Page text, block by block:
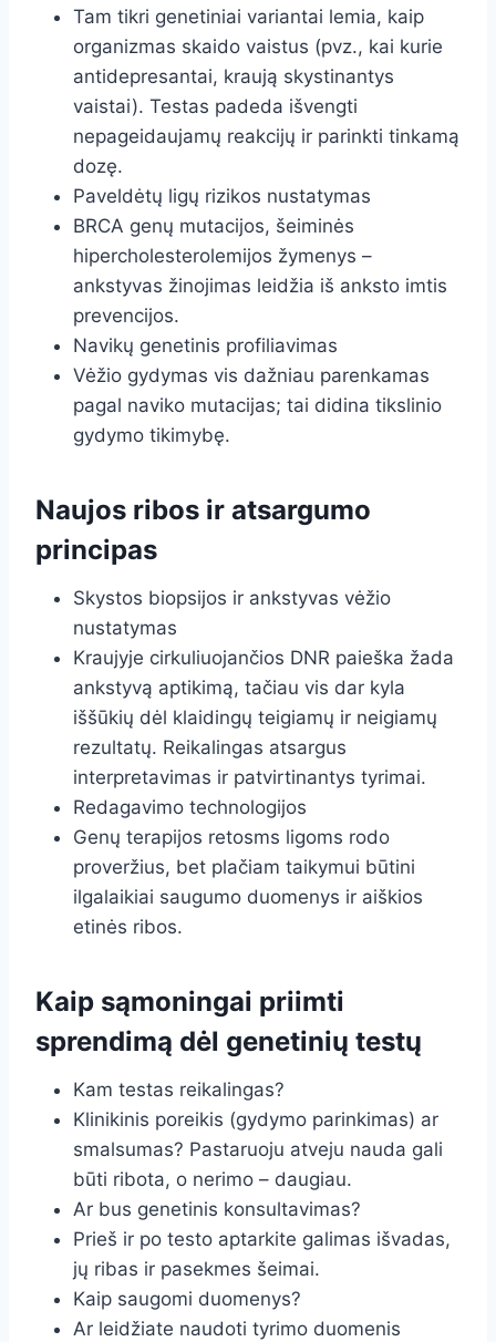
Tam tikri genetiniai variantai lemia, kaip
organizmas skaido vaistus (pvz., kai kurie
antidepresantai, kraują skystinantys
vaistai). Testas padeda išvengti
nepageidaujamų reakcijų ir parinkti tinkamą
dozę.
Paveldėtų ligų rizikos nustatymas
BRCA genų mutacijos, šeiminės
hipercholesterolemijos žymenys –
ankstyvas žinojimas leidžia iš anksto imtis
prevencijos.
Navikų genetinis profiliavimas
Vėžio gydymas vis dažniau parenkamas
pagal naviko mutacijas; tai didina tikslinio
gydymo tikimybę.
Naujos ribos ir atsargumo
principas
Skystos biopsijos ir ankstyvas vėžio
nustatymas
Kraujyje cirkuliuojančios DNR paieška žada
ankstyvą aptikimą, tačiau vis dar kyla
iššūkių dėl klaidingų teigiamų ir neigiamų
rezultatų. Reikalingas atsargus
interpretavimas ir patvirtinantys tyrimai.
Redagavimo technologijos
Genų terapijos retosms ligoms rodo
proveržius, bet plačiam taikymui būtini
ilgalaikiai saugumo duomenys ir aiškios
etinės ribos.
Kaip sąmoningai priimti
sprendimą dėl genetinių testų
Kam testas reikalingas?
Klinikinis poreikis (gydymo parinkimas) ar
smalsumas? Pastaruoju atveju nauda gali
būti ribota, o nerimo – daugiau.
Ar bus genetinis konsultavimas?
Prieš ir po testo aptarkite galimas išvadas,
jų ribas ir pasekmes šeimai.
Kaip saugomi duomenys?
Ar leidžiate naudoti tyrimo duomenis